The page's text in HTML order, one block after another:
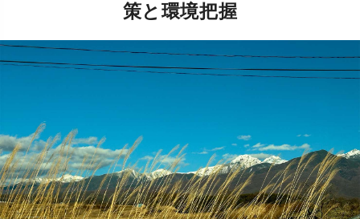
策と環境把握